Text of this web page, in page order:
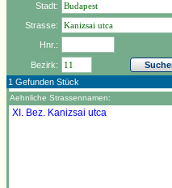
Stadt:
Strasse:
Hnr.:
Bezirk:
1 Gefunden Stück
Aehnliche Strassennamen:
XI. Bez. Kanizsai utca